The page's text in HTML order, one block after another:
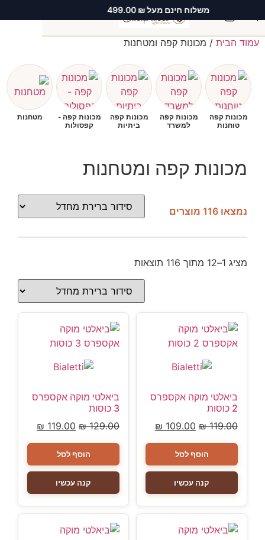
משלוח חינם מעל ₪ 499.00
עמוד הבית / מכונות קפה ומטחנות
מכונות קפה
טוחנות
מכונות קפה
למשרד
מכונות קפה
ביתיות
מכונות קפה -
קפסולות
מטחנות
מכונות קפה ומטחנות
נמצאו 116 מוצרים
מציג 1–12 מתוך 116 תוצאות
ביאלטי מוקה אקספרס
2 כוסות
₪119.00
₪ 109.00
הוסף לסל
קנה עכשיו
ביאלטי מוקה אקספרס
3 כוסות
₪129.00
₪ 119.00
הוסף לסל
קנה עכשיו